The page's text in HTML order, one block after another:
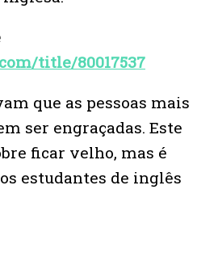
title/80017537
que as pessoas mais
ser engraçadas. Este
ficar velho, mas é
estudantes de inglês